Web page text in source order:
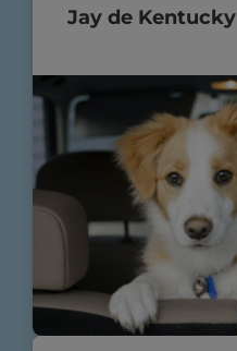
Jay de Kentucky